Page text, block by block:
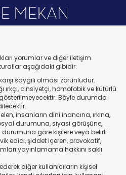
yorumlar ve diğer iletişim
aşağıdaki gibidir:
saygılı olması zorunludur.
ırkçı, cinsiyetçi, homofobik ve küfürlü
Böyle durumda
insanların dini inancına, ırkına,
durumuna, siyasi görüşüne,
göre kişilere veya belirli
edici, şiddet içeren, provokatif,
yayınlamama hakkını saklı
diğer kullanıcıların kişisel